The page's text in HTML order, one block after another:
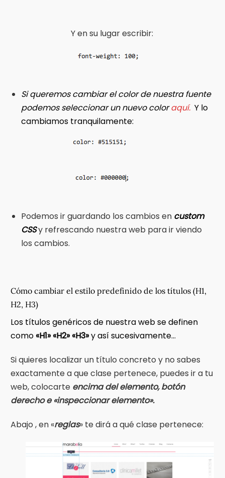
Y en su lugar escribir:
Si queremos cambiar el color de nuestra fuente
podemos seleccionar un nuevo color aquí. Y lo
cambiamos tranquilamente:
Podemos ir guardando los cambios en custom
CSSy refrescando nuestra web para ir viendo
los cambios.
Cómo cambiar el estilo predefinido de los títulos (H1,
H2, H3)
Los títulos genéricos de nuestra web se definen
como«H1» «H2» «H3»y así sucesivamente…
Si quieres localizar un título concreto y no sabes
exactamente a que clase pertenece, puedes ir a tu
web, colocarte encima del elemento, botón
derecho e «inspeccionar elemento».
Abajo , en «reglas» te dirá a qué clase pertenece: